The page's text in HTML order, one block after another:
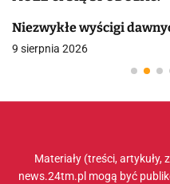
Niezwykłe wyścigi
9 sierpnia 2026
Materiały (treści,
news.24tm.pl mogą być